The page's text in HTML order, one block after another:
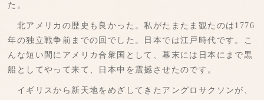
た。
北アメリカの歴史も良かった。私がたまたま観たのは1776
年の独立戦争前までの回でした。日本では江戸時代です。こ
んな短い間にアメリカ合衆国として、幕末には日本にまで黒
船としてやって来て、日本中を震撼させたのです。
イギリスから新天地をめざしてきたアングロサクソンが、